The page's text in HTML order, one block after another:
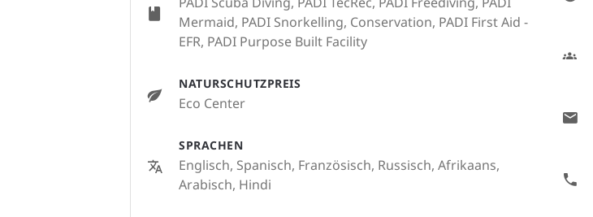
Mermaid, PADI Snorkelling, Conservation, PADI First Aid -
EFR, PADI Purpose Built Facility
NATURSCHUTZPREIS
Eco Center
SPRACHEN
Englisch, Spanisch, Französisch, Russisch, Afrikaans,
Arabisch, Hindi